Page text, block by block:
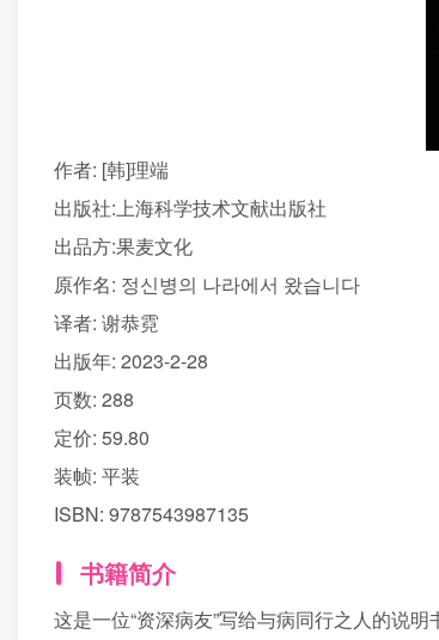
作者: [韩]理端
出版社:上海科学技术文献出版社
出品方:果麦文化
原作名: 정신병의 나라에서 왔습니다
译者: 谢恭霓
出版年: 2023-2-28
页数: 288
定价: 59.80
装帧: 平装
ISBN: 9787543987135
书籍简介
这是一位“资深病友”写给与病同行之人的说